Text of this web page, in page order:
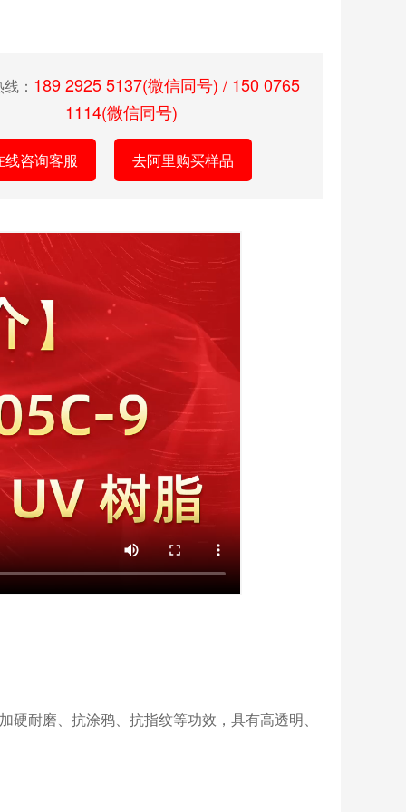
： 189 2925 5137(微信同号) / 150 0765
1114(微信同号)
线咨询客服 去阿里购买样品
耐磨、抗涂鸦、抗指纹等功效，具有高透明、